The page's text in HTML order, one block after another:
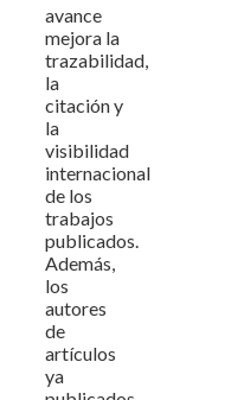
avance
mejora la
trazabilidad,
la
citación y
la
visibilidad
internacional
de los
trabajos
publicados.
Además,
los
autores
de
artículos
ya